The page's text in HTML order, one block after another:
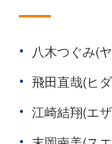
八木つぐみ(
飛田直哉(ヒ
江崎結翔(エ